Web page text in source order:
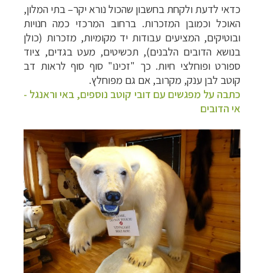
כדאי לדעת ולקחת בחשבון שהכול נורא יקר– בתי המלון,
האוכל וכמובן המזכרות. ברחוב המרכזי כמה חנויות
ובוטיקים, המציעים עבודות יד מקומיות, מזכרות (כולן
בנושא הדובים הלבנים), תכשיטים, מעט בגדים, ציוד
ספורט ופוחלצי חיות. כך "זכינו" סוף סוף לראות דב
קוטב לבן ענק, מקרוב, אם גם מפוחלץ.
כתבה על מפגשים עם דובי קוטב נוספים, באי וראנגל -
אי הדובים